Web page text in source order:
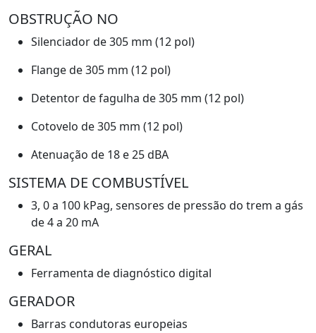
OBSTRUÇÃO NO
Silenciador de 305 mm (12 pol)
Flange de 305 mm (12 pol)
Detentor de fagulha de 305 mm (12 pol)
Cotovelo de 305 mm (12 pol)
Atenuação de 18 e 25 dBA
SISTEMA DE COMBUSTÍVEL
3, 0 a 100 kPag, sensores de pressão do trem a gás
de 4 a 20 mA
GERAL
Ferramenta de diagnóstico digital
GERADOR
Barras condutoras europeias